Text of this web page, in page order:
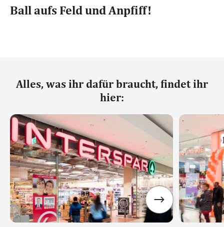
Ball aufs Feld und Anpfiff!
Alles, was ihr dafür braucht, findet ihr
hier: